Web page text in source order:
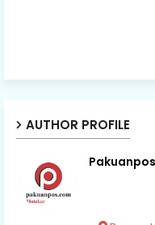
AUTHOR PROFILE
Pakuanpos